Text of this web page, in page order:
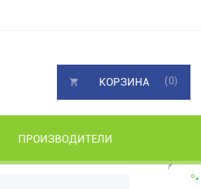
ПРОИЗВОДИТЕЛИ
КОРЗИНА (0)